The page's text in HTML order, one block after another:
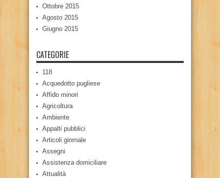
Ottobre 2015
Agosto 2015
Giugno 2015
CATEGORIE
118
Acquedotto pugliese
Affido minori
Agricoltura
Ambiente
Appalti pubblici
Articoli giornale
Assegni
Assistenza domiciliare
Attualità